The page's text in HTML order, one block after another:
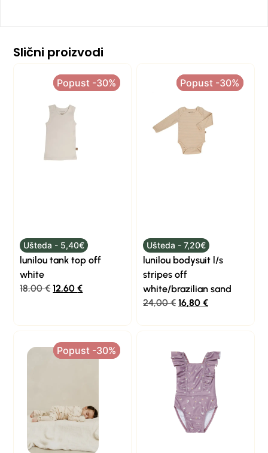
Slični proizvodi
Popust -30%
Popust -30%
Ušteda - 5,40€
lunilou tank top off
white
18,00€ 12,60€
Popust -30%
Popust -30%
Ušteda - 7,20€
lunilou bodysuit l/s
stripes off
white/brazilian sand
24,00€ 16,80 €
Popust -30%
Popust -30%